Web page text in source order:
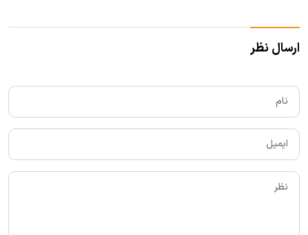
ارسال نظر